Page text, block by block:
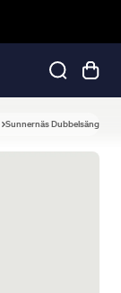
Sunnernäs Dubbelsäng